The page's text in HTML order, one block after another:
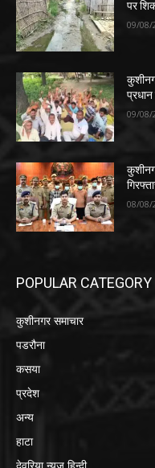
पर
09/08/
09/08/
08/08/
POPULAR CATEGORY
कुशीनगर समाचार
पडरौना
कसया
प्रदेश
अन्य
हाटा
देवरिया न्यूज़ हिन्दी